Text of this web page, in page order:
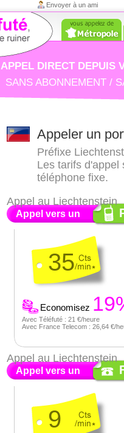
Envoyer à un ami
APPEL DIRECT DEPUIS
SANS ABONNEMENT /
Appeler un
Préfixe
Les tarifs d'appel
téléphone fixe.
Appel vers un
Appel au Liechtenstein
35
Economisez
Avec Téléfuté : 21 €/heure
Avec France Telecom : 26,64 €/
Appel vers un
Appel au Liechtenstein
9